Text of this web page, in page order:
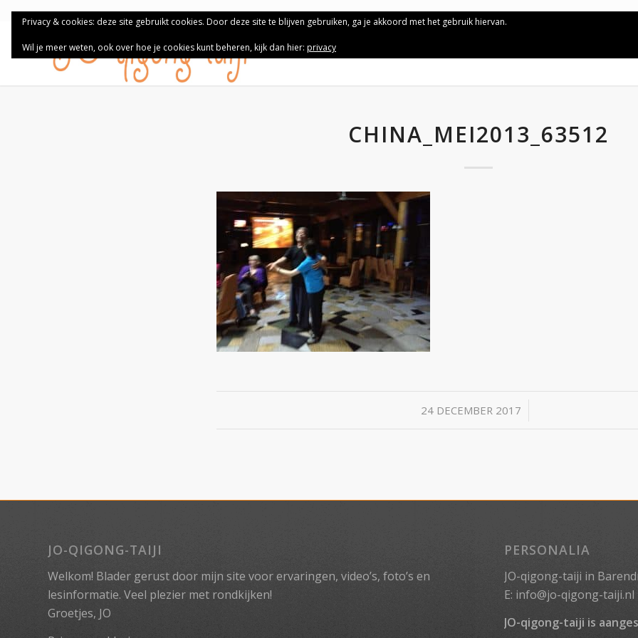
CHINA_MEI2013_63512
24 DECEMBER 2017
/
JO-QIGONG-TAIJI
Welkom! Blader gerust door mijn site voor ervaringen, video’s, foto’s en
lesinformatie. Veel plezier met rondkijken!
Groetjes, JO
PERSONALIA
JO-qigong-taiji in
E: info@jo-qigong-taiji.nl
JO-qigong-taiji is
Privacy & cookies: deze site gebruikt cookies. Door deze site te blijven gebruiken, ga je akkoord met het gebruik hiervan.
Wil je meer weten, ook over hoe je cookies kunt beheren, kijk dan hier: privacy